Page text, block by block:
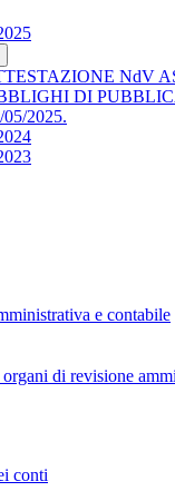
NdV
DI
05/2025.
e contabile
di revisione
conti